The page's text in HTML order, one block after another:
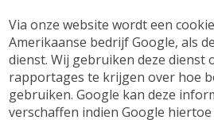
Via onze website wordt een
Amerikaanse bedrijf Google, als
dienst. Wij gebruiken deze dienst
rapportages te krijgen over hoe
gebruiken. Google kan deze
verschaffen indien Google